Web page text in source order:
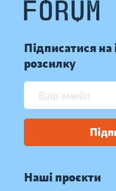
Підписатися
розсилку
Наші проєкти